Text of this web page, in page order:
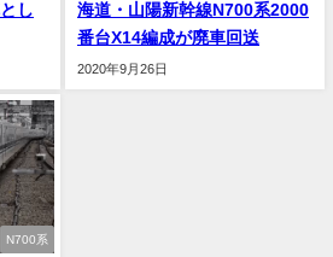
し
海道・山陽新幹線N700系2000
番台X14編成が廃車回送
2020年9月26日
N700系